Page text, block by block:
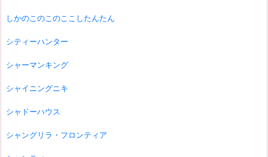
しかのこのこのここしたんたん
シティーハンター
シャーマンキング
シャイニングニキ
シャドーハウス
シャングリラ・フロンティア